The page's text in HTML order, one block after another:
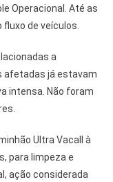
Operacional. Até as
de veículos.
a
afetadas já estavam
intensa. Não foram
Ultra Vacall à
para limpeza e
ação considerada